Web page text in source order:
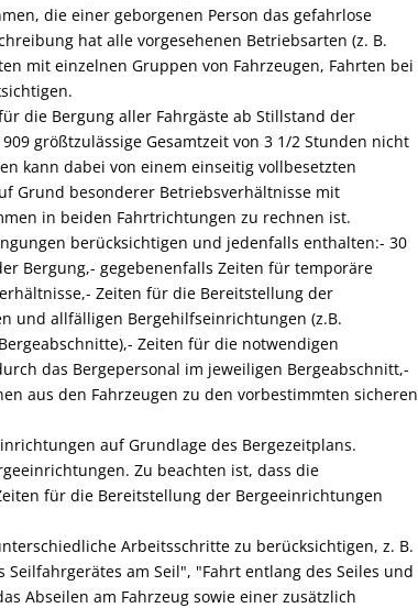
die einer geborgenen Person das gefahrlose
hat alle vorgesehenen Betriebsarten (z. B.
mit einzelnen Gruppen von Fahrzeugen, Fahrten bei
die Bergung aller Fahrgäste ab Stillstand der
größtzulässige Gesamtzeit von 3 1/2 Stunden nicht
kann dabei von einem einseitig vollbesetzten
Grund besonderer Betriebsverhältnisse mit
in beiden Fahrtrichtungen zu rechnen ist.
berücksichtigen und jedenfalls enthalten:- 30
Bergung,- gegebenenfalls Zeiten für temporäre
Zeiten für die Bereitstellung der
und allfälligen Bergehilfseinrichtungen (z.B.
Zeiten für die notwendigen
das Bergepersonal im jeweiligen Bergeabschnitt,-
aus den Fahrzeugen zu den vorbestimmten sicheren
auf Grundlage des Bergezeitplans.
Zu beachten ist, dass die
für die Bereitstellung der Bergeeinrichtungen
Arbeitsschritte zu berücksichtigen, z. B.
am Seil", "Fahrt entlang des Seiles und
Abseilen am Fahrzeug sowie einer zusätzlich